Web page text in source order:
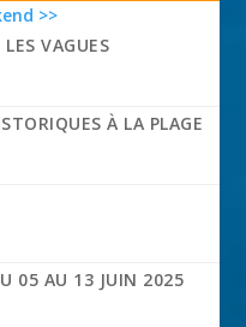
>>
VAGUES
À LA PLAGE
05 AU 13 JUIN 2025